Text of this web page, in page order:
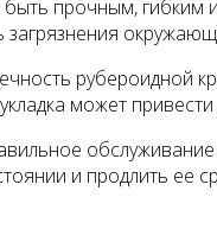
прочным, гибким
загрязнения
рубероидной
может
и продлить ее